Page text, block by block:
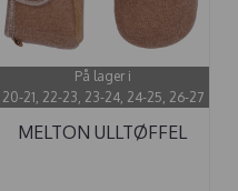
På lager i
20-21, 22-23, 23-24, 24-25, 26-27
MELTON ULLTØFFEL